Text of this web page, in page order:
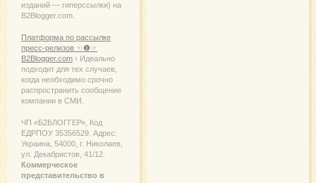
изданий — гиперссылки) на
B2Blogger.com.
Платформа по рассылке
пресс-релизов ☜❶☞
B2Blogger.com › Идеально
подходит для тех случаев,
когда необходимо срочно
распространить сообщение
компании в СМИ.
ЧП «Б2БЛОГГЕР», Код
ЕДРПОУ 35356529. Адрес:
Украина, 54000, г. Николаев,
ул. Декабристов, 41/12.
Коммерческое
представительство в